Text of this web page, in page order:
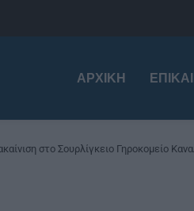
ΑΡΧΙΚΉ
στο Σουρλίγκειο Γηροκομείο